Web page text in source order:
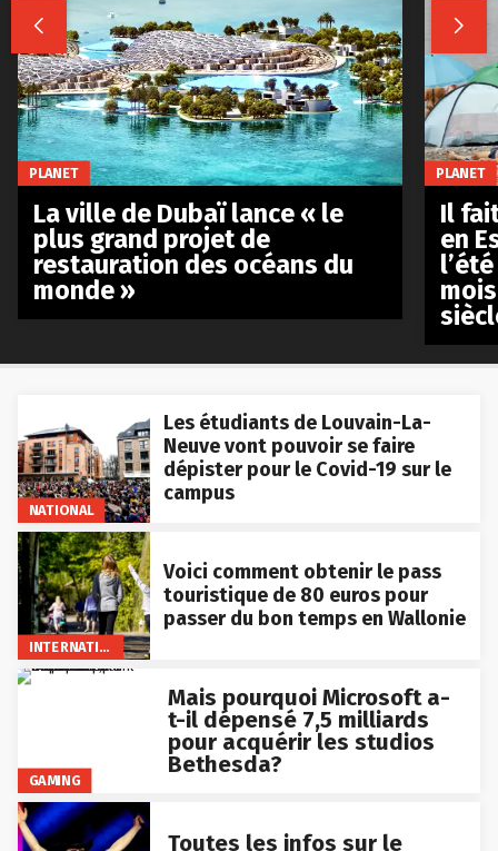
NATIONAL
Les étudiants de Louvain-La-
Neuve vont pouvoir se faire
dépister pour le Covid-19 sur le
campus
INTERNATIONAL
Voici comment obtenir le pass
touristique de 80 euros pour
passer du bon temps en Wallonie
GAMING
Mais pourquoi Microsoft a-
t-il dépensé 7,5 milliards
pour acquérir les studios
Bethesda?
Toutes les infos sur le
 
PLANET
La ville de Dubaï lance « le
plus grand projet de
restauration des océans du
monde »
PLANET
Il
en